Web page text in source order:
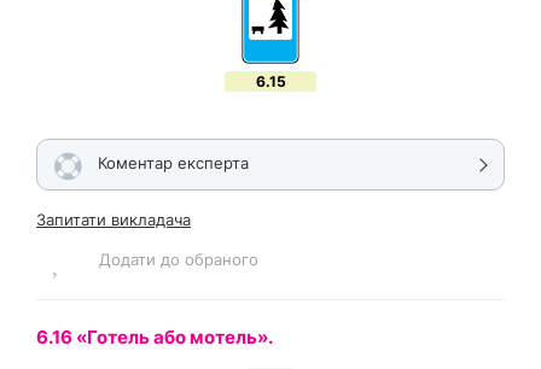
6.15
Коментар експерта
Запитати викладача
Додати до обраного
6.16 «Готель або мотель».